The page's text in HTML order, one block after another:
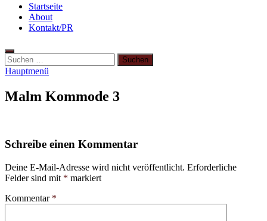
Startseite
About
Kontakt/PR
Suchen
nach:
Hauptmenü
Malm Kommode 3
Schreibe einen Kommentar
Deine E-Mail-Adresse wird nicht veröffentlicht. Erforderliche
Felder sind mit * markiert
Kommentar *